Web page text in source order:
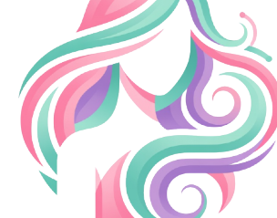
Bước chạy Rafael
thuật rê bóng đỉnh
Người theo dõi
•